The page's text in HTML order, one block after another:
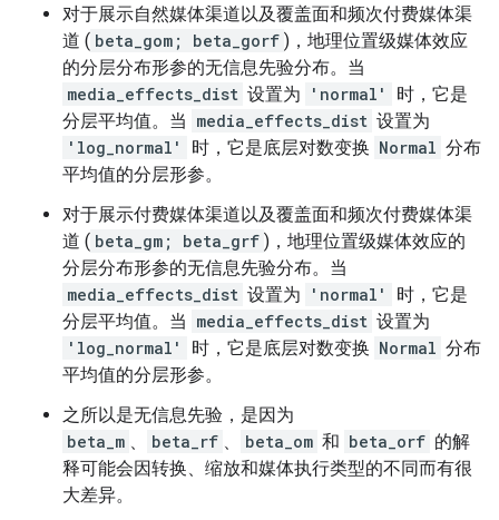
对于展示自然媒体渠道以及覆盖面和频次付费媒体渠
道 ( beta_gom; beta_gorf )，地理位置级媒体效应
的分层分布形参的无信息先验分布。当
media_effects_dist 设置为 'normal'
时，它是
分层平均值。当 media_effects_dist 设置为
'log_normal'
时，它是底层对数变换 Normal 分布
平均值的分层形参。
对于展示付费媒体渠道以及覆盖面和频次付费媒体渠
道 ( beta_gm; beta_grf )，地理位置级媒体效应的
分层分布形参的无信息先验分布。当
media_effects_dist 设置为 'normal'
时，它是
分层平均值。当 media_effects_dist 设置为
'log_normal'
时，它是底层对数变换 Normal 分布
平均值的分层形参。
之所以是无信息先验，是因为
beta_m 、 beta_rf 、 beta_om 和 beta_orf 的解
释可能会因转换、缩放和媒体执行类型的不同而有很
大差异。